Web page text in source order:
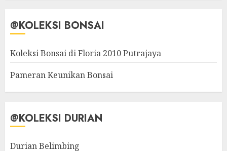
@KOLEKSI BONSAI
Koleksi Bonsai di Floria 2010 Putrajaya
Pameran Keunikan Bonsai
@KOLEKSI DURIAN
Durian Belimbing